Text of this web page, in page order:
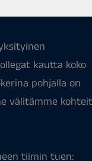
kautta koko
pohjalla on
välitämme
tiimin tuen: